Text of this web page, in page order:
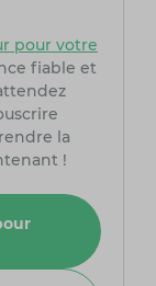
pour votre
fiable et
la
!